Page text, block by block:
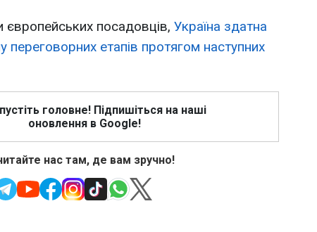
європейських посадовців, Україна здатна
переговорних етапів протягом наступних
головне! Підпишіться на наші
оновлення в Google!
нас там, де вам зручно!